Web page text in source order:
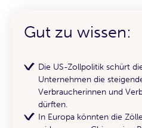
Gut zu wissen:
Die US-Zollpolitik schürt
Unternehmen die
Verbraucherinnen und
dürften.
In Europa könnten die